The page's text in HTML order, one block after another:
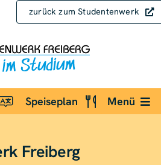
zurück zum Studentenwerk
Speiseplan Menü
Freiberg